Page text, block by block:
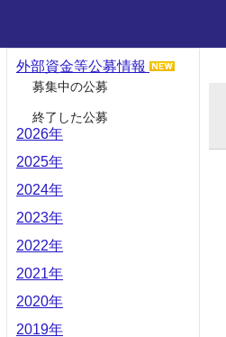
外部資金等公募情報
募集中の公募
終了した公募
2026年
2025年
2024年
2023年
2022年
2021年
2020年
2019年